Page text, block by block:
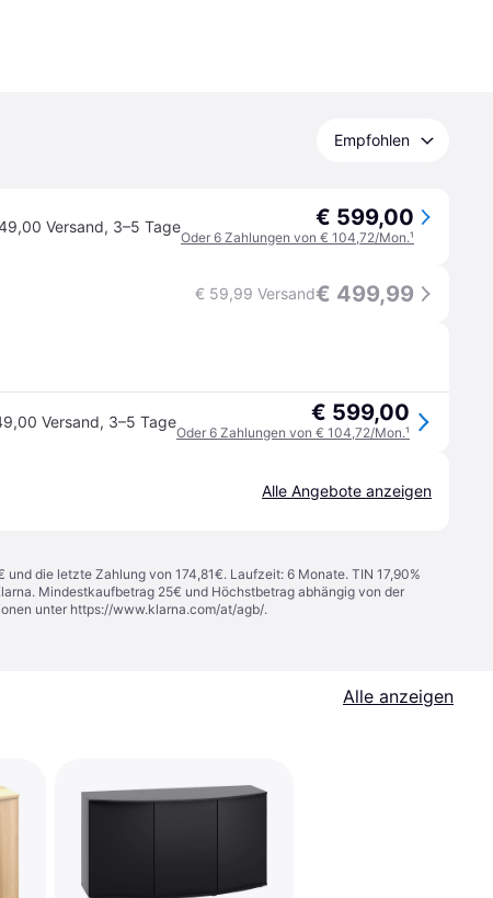
Empfohlen
Versand, 3–5 Tage € 599,00
Oder 6 Zahlungen von € 104,72/Mon.¹
€ 59,99 Versand€ 499,99
Versand, 3–5 Tage € 599,00
Oder 6 Zahlungen von € 104,72/Mon.¹
Alle Angebote anzeigen
die letzte Zahlung von 174,81€. Laufzeit: 6 Monate. TIN 17,90%
Mindestkaufbetrag 25€ und Höchstbetrag abhängig von der
unter https://www.klarna.com/at/agb/.
Alle anzeigen